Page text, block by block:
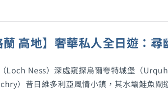
高地】奢華私人全日遊：
Loch Ness）深處窺探烏爾夸特城堡（
）昔日維多利亞風情小鎮，其水壩鮭魚